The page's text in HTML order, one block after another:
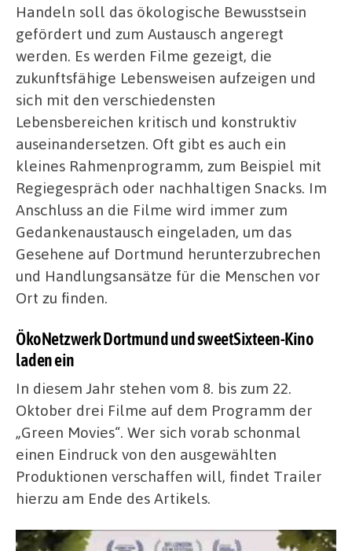
Handeln soll das ökologische Bewusstsein
gefördert und zum Austausch angeregt
werden. Es werden Filme gezeigt, die
zukunftsfähige Lebensweisen aufzeigen und
sich mit den verschiedensten
Lebensbereichen kritisch und konstruktiv
auseinandersetzen. Oft gibt es auch ein
kleines Rahmenprogramm, zum Beispiel mit
Regiegespräch oder nachhaltigen Snacks. Im
Anschluss an die Filme wird immer zum
Gedankenaustausch eingeladen, um das
Gesehene auf Dortmund herunterzubrechen
und Handlungsansätze für die Menschen vor
Ort zu finden.
ÖkoNetzwerk Dortmund und sweetSixteen-Kino
laden ein
In diesem Jahr stehen vom 8. bis zum 22.
Oktober drei Filme auf dem Programm der
„Green Movies“. Wer sich vorab schonmal
einen Eindruck von den ausgewählten
Produktionen verschaffen will, findet Trailer
hierzu am Ende des Artikels.